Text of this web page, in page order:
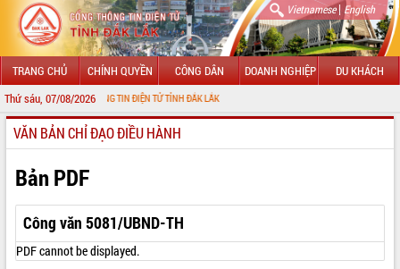
Vietnamese| English
TRANG CHỦ CHÍNH QUYỀN CÔNG DÂN DOANH NGHIỆP DU KHÁCH
Thứ sáu, 07/08/2026
CỔNG THÔNG TIN ĐIỆN TỬ TỈNH ĐẮK LẮK
GIỚI THIỆU
LÃNH ĐẠO UBND TỈNH
TIN TỨC SỰ KIỆN
SỞ, BAN, NGÀNH
VĂN BẢN CHỈ ĐẠO ĐIỀU HÀNH
Bản PDF
Công văn 5081/UBND-TH
PDF cannot be displayed.